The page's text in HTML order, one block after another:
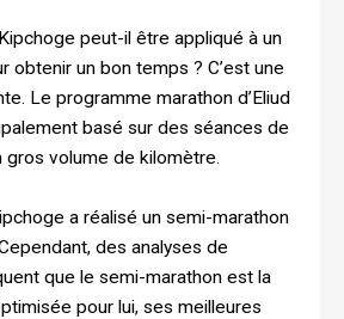
peut-il être appliqué à un
obtenir un bon temps ? C’est une
Le programme marathon d’Eliud
basé sur des séances de
gros volume de kilomètre.
a réalisé un semi-marathon
des analyses de
que le semi-marathon est la
pour lui, ses meilleures